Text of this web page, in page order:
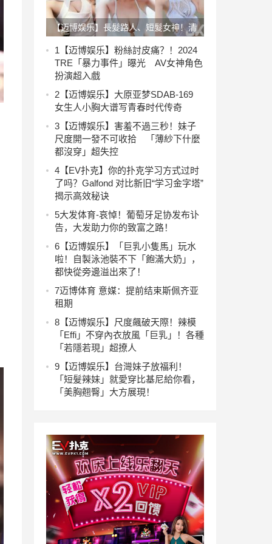
【迈博娱乐】長髮路人、短髮女神！清
純妹子挺「白皙嫩乳」前進海邊！「沙
灘奶球」開打…
1 【迈博娱乐】粉絲討皮痛？！2024
TRE「暴力事件」曝光 AV女神角色
扮演超入戲
2 【迈博娱乐】大原亚梦SDAB-169
女生人小胸大谱写青春时代传奇
3 【迈博娱乐】害羞不過三秒！妹子
尺度開一發不可收拾 「薄紗下什麼
都沒穿」超失控
4 【EV扑克】你的扑克学习方式过时
了吗？Galfond 对比新旧“学习金字塔”
揭示高效秘诀
5大发体育-哀悼！葡萄牙足协发布讣
告，大发助力你的致富之路！
6 【迈博娱乐】「巨乳小隻馬」玩水
啦！自製泳池裝不下「飽滿大奶」，
都快從旁邊溢出來了！
7迈博体育 意媒：提前结束斯佩齐亚
租期
8 【迈博娱乐】尺度飆破天際！辣模
「Effi」不穿內衣放風「巨乳」！各種
「若隱若現」超撩人
9 【迈博娱乐】台灣妹子放福利！
「短髮辣妹」就愛穿比基尼給你看，
「美胸翹臀」大方展現！